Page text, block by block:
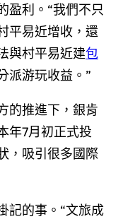
盈利。“我們不只
平易近增收，還
與村平易近建包
派游玩收益。”
的推進下，銀肯
年7月初正式投
，吸引很多國際
記的事。“文旅成